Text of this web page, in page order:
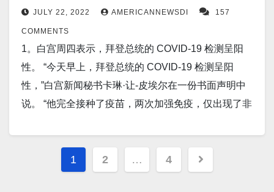
1.Venmo 电话号码确认：7414 2). Zelle 或 Paypal (支
持！…
能会导致人们是否秃顶。在英国，大约三分之二的男
性将面临男性型秃发。 该研究称，这种化学物质的发
现“不仅可以治疗秃头，还可以最终加速伤口愈合”。加
州大学河滨分校的研究人员发现，只有一种化学物质
会导致毛囊分裂和死亡。 以下是社区广告： 打赏或捐
助方式如下： 1）Venmo 电话号码确认：7414 2).
心感谢大家的支持！…
SARS-CoV-2 变体已对人类干扰素产生抗药性。 14。
地震，震动了南加州和墨西哥的居民，该地区经常发
生地震活动。据美国地质调查局称，周一早上，数百
人感受到了地震。 该机构表示，地震的震中位于下加
利福尼亚州 El Sauzal 以西 4.3 英里处，深度 10 英
提前数年威胁经济。据官方新闻媒体《环球时报》报
道，周四，中国国家卫生健康委员会人口司司长杨文
壮在一次会议上表示，中国人口将在 2025 年之前开始
级，日本将试图加强其军事能力和开支。 14。基辅，
7 月 23 日（路透社）- 一名乌克兰地区官员说，乌克
兰周六在被占领的黑海赫尔松地区袭击了一座桥梁，
目标是俄罗斯的补给线，因为基辅正准备进行一次重
大反攻。 15。7 月 24 日（UPI）——日本樱岛火山周
日喷发，促使官员将警戒级别从 3 级提高到 5 级，这
透社） - 周日，希腊消防员连续第二天在莱斯博斯岛，
先的代工厂台积电和三星正在使用 5 纳米工艺节点
（两家公司都将在今年晚些时候出货 3 纳米芯片）。
7。上海，7 月 23 日（路透社）——中国自己生产的
C919 窄体喷气机旨在挑战空客与波音 (AIR.PA)
(BA.N) 的双寡头垄断地位，其试飞飞机已完成所有试
飞任务，即将获得认证， 该公司周六表示。 8。路透
报告了1,011例新的冠状病毒病例，其中175例有症
状，836例无症状。 9。（路透社）——中国商务部周
选人现在正面临电汇欺诈指控，因其将竞选和政党资
包括赌博。 4。莫斯科和基辅周五签署了一项协议，允
许乌克兰安全出口谷物和其他食品，因为世界正在努
力应对日益严重的粮食危机。 5。一名美国高级国防官
员周五告诉福克斯新闻，随着战争持续到第五个月，
宇航局授予 SpaceX 一份价值 2.55 亿美元的合同，用
于发射下一个太空望远镜，该望远镜将研究暗能量和
系外行星。 7。弗朗西斯·克里克研究所的科学家们发
JULY 22, 2022 AMERICANNEWSDI 157
COMMENTS
1。白宫周四表示，拜登总统的 COVID-19 检测呈阳
性。 “今天早上，拜登总统的 COVID-19 检测呈阳
性，”白宫新闻秘书卡琳·让-皮埃尔在一份书面声明中
说。 “他完全接种了疫苗，两次加强免疫，仅出现了非
续充分履行他的所有职责。 2。周三，在纽约周边海域
Posts
pagination
1 2 … 4